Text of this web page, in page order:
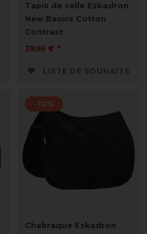
Tapis de selle Eskadron
New Basics Cotton
Contrast
39,95 € *
LISTE DE SOUHAITS
-10%
Chabraque Eskadron